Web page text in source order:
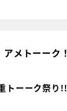
アメトーーク！
トーーク祭り!!